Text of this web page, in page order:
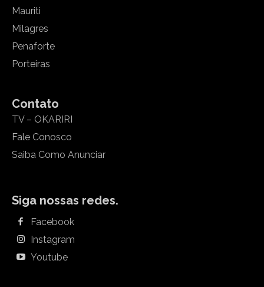
Mauriti
Milagres
Penaforte
Porteiras
Contato
TV – OKARIRI
Fale Conosco
Saiba Como Anunciar
Siga nossas redes.
Facebook
Instagram
Youtube